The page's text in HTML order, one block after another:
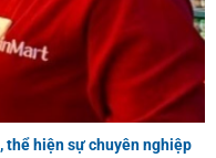
hiện sự chuyên nghiệp